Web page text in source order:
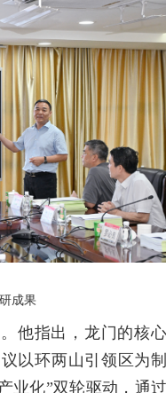
成果
他指出，龙门的核心
以环两山引领区为制
业化”双轮驱动，通过